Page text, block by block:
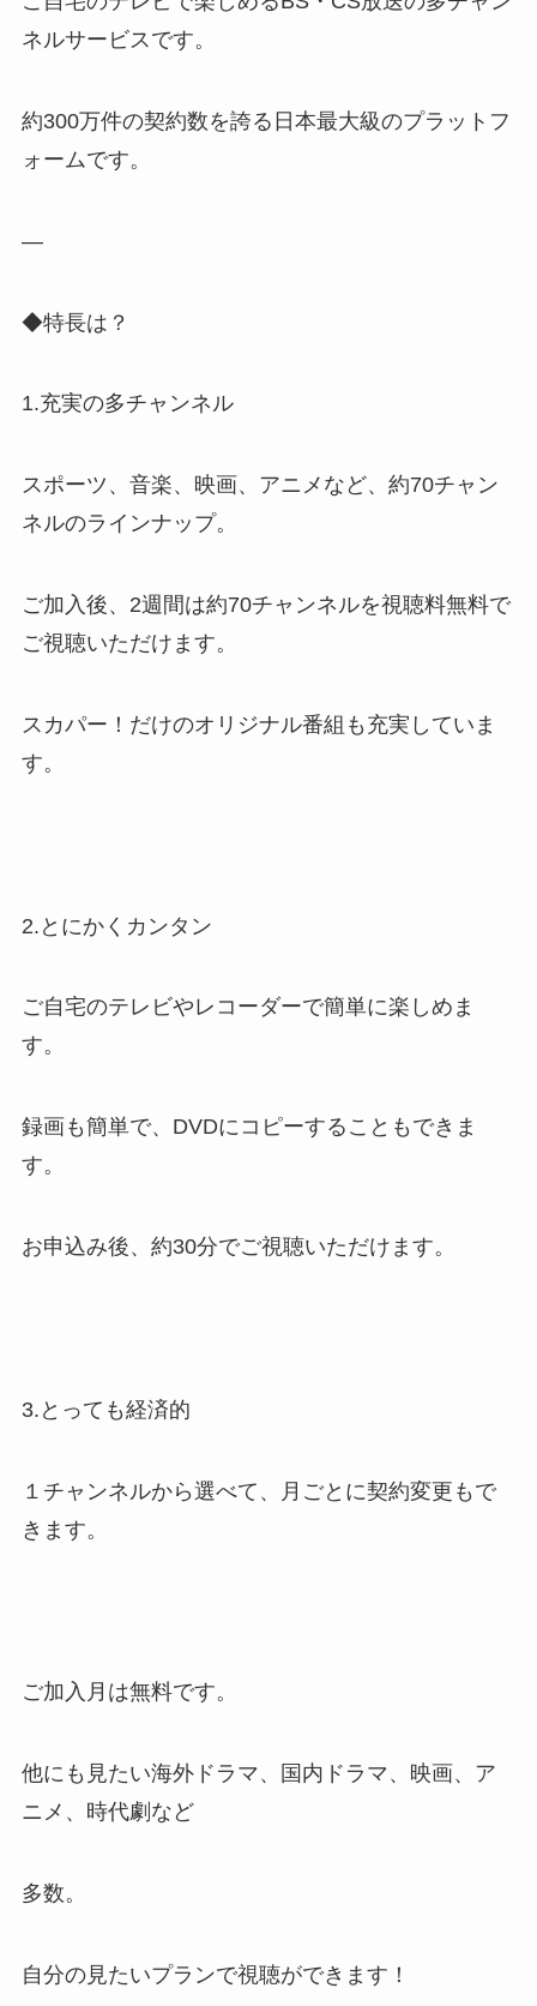
ネルサービスです。
約300万件の契約数を誇る日本最大級のプラットフ
ォームです。
—
◆特長は？
1.充実の多チャンネル
スポーツ、音楽、映画、アニメなど、約70チャン
ネルのラインナップ。
ご加入後、2週間は約70チャンネルを視聴料無料で
ご視聴いただけます。
スカパー！だけのオリジナル番組も充実していま
す。
2.とにかくカンタン
ご自宅のテレビやレコーダーで簡単に楽しめま
す。
録画も簡単で、DVDにコピーすることもできま
す。
お申込み後、約30分でご視聴いただけます。
3.とっても経済的
１チャンネルから選べて、月ごとに契約変更もで
きます。
ご加入月は無料です。
他にも見たい海外ドラマ、国内ドラマ、映画、ア
ニメ、時代劇など
多数。
自分の見たいプランで視聴ができます！